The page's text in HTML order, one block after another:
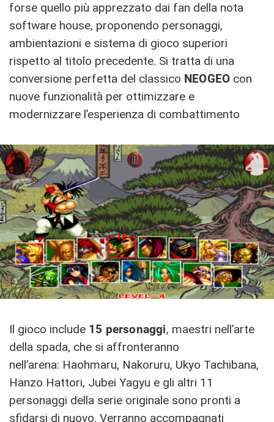
forse quello più apprezzato dai fan della nota
software house, proponendo personaggi,
ambientazioni e sistema di gioco superiori
rispetto al titolo precedente. Si tratta di una
conversione perfetta del classico NEOGEO con
nuove funzionalità per ottimizzare e
modernizzare l’esperienza di combattimento
Il gioco include 15 personaggi, maestri nell’arte
della spada, che si affronteranno
nell’arena: Haohmaru, Nakoruru, Ukyo Tachibana,
Hanzo Hattori, Jubei Yagyu e gli altri 11
personaggi della serie originale sono pronti a
sfidarsi di nuovo. Verranno accompagnati